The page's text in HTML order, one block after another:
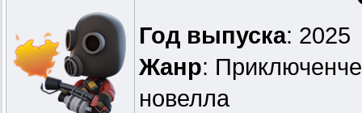
Год выпуска: 2025
Жанр:
новелла